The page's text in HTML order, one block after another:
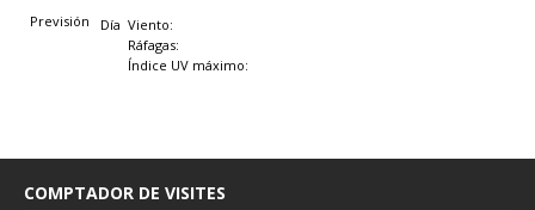
Previsión
Día Viento:
Ráfagas:
Índice UV máximo:
COMPTADOR DE VISITES